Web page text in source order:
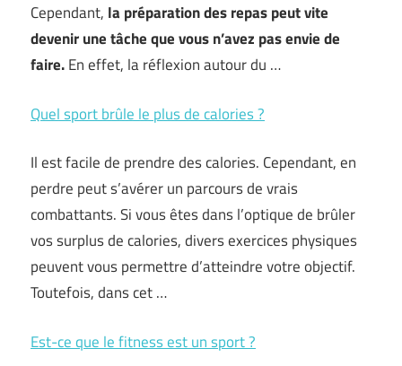
Cependant, la préparation des repas peut vite
devenir une tâche que vous n’avez pas envie de
faire.En effet, la réflexion autour du …
Quel sport brûle le plus de calories ?
Il est facile de prendre des calories. Cependant, en
perdre peut s’avérer un parcours de vrais
combattants. Si vous êtes dans l’optique de brûler
vos surplus de calories, divers exercices physiques
peuvent vous permettre d’atteindre votre objectif.
Toutefois, dans cet …
Est-ce que le fitness est un sport ?